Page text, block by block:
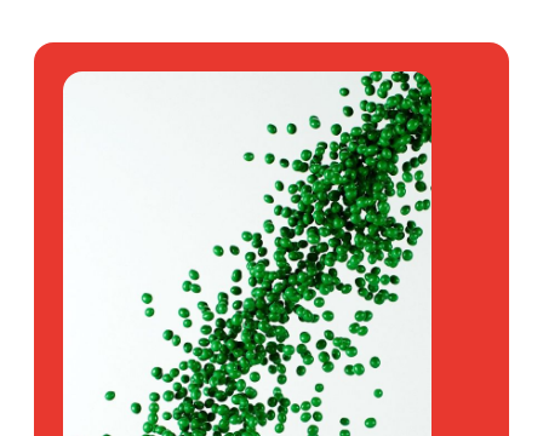
Datenblatt
Anfragen
Stoßfänger & Radhaus-Komponenten
Radhaus-, Unterbodenauskleidungen
ALLRUNA® W 65 S 306
g/cm³
Anfragen